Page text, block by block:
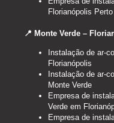
Florianópolis
📍 Monte Verde –
Instalação de ar-
Florianópolis
Instalação de ar-
Monte Verde
Empresa de
Verde em
Empresa de